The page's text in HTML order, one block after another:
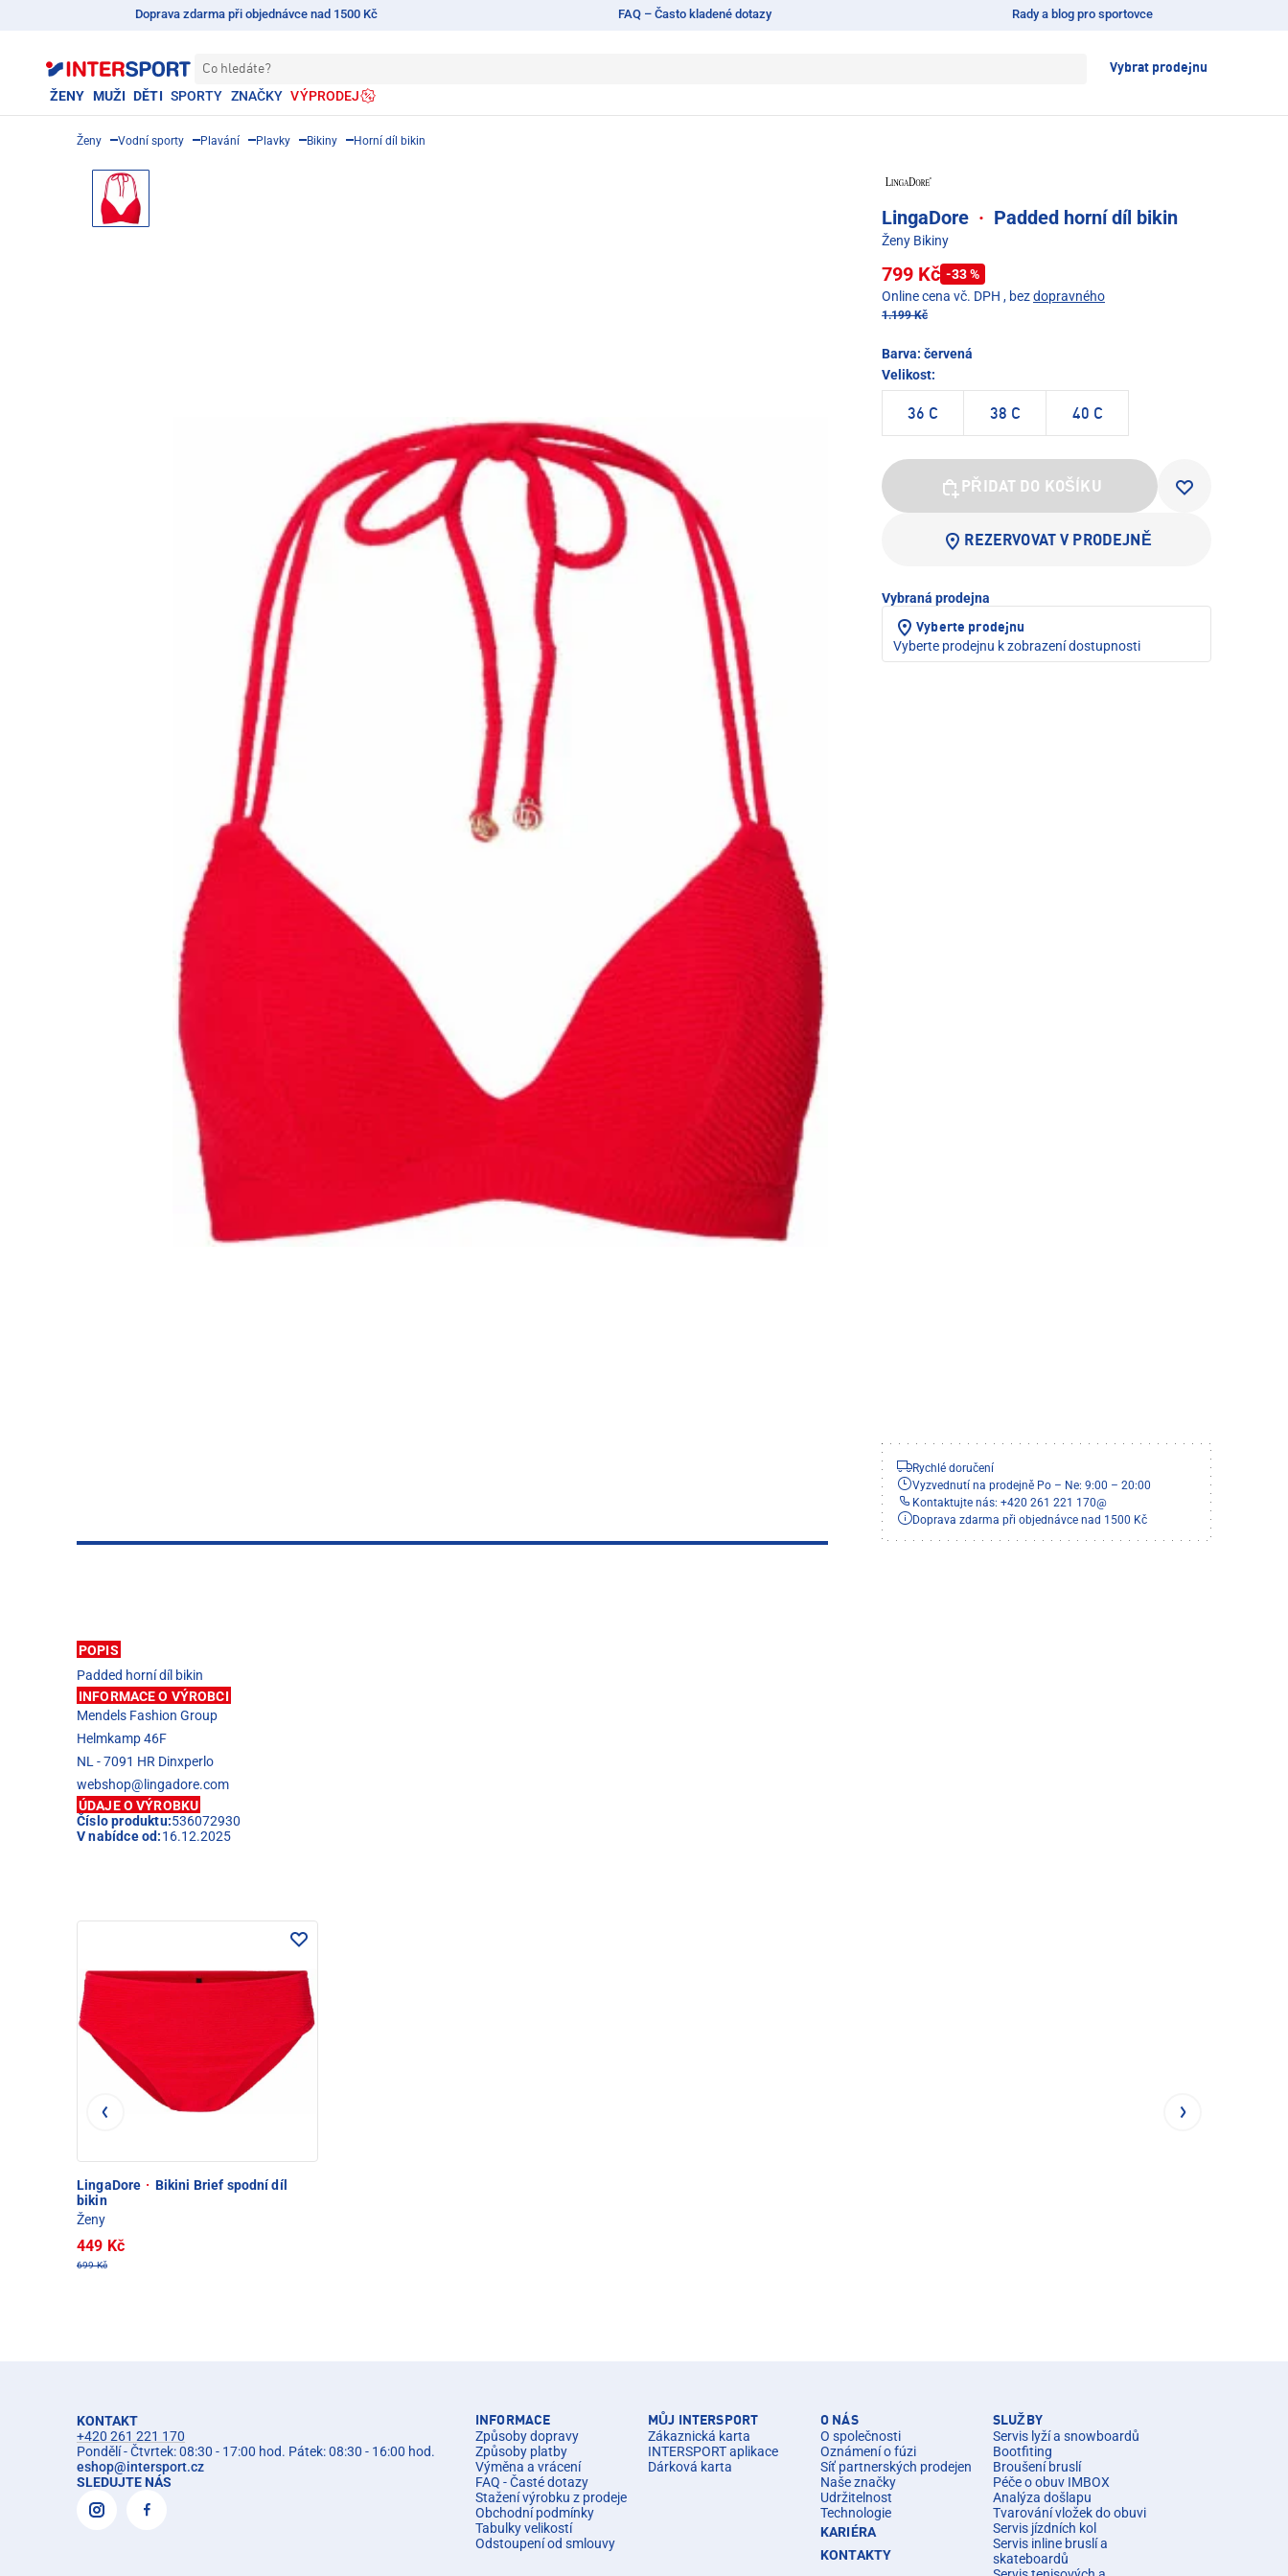
Doprava zdarma při objednávce nad 1500 Kč FAQ – Často kladené dotazy Rady a blog pro sportovce
Co hledáte? Vybrat prodejnu
ŽENY MUŽI DĚTI SPORTY ZNAČKY VÝPRODEJ
Ženy Vodní sporty Plavání Plavky Bikiny Horní díl bikin
LingaDore · Padded horní díl bikin
Ženy Bikiny
799 Kč -33 %
Online cena vč. DPH , bezdopravného
1.199 Kč
Barva: červená
Velikost:
36 C 38 C 40 C
PŘIDAT DO KOŠÍKU
REZERVOVAT V PRODEJNĚ
Vybraná prodejna
Vyberte prodejnu
Vyberte prodejnu k zobrazení dostupnosti
Rychlé doručení
Vyzvednutí na prodejně Po – Ne: 9:00 – 20:00
Kontaktujte nás: +420 261 221 170@
Doprava zdarma při objednávce nad 1500 Kč
POPIS
Padded horní díl bikin
INFORMACE O VÝROBCI
Mendels Fashion Group
Helmkamp 46F
NL - 7091 HR Dinxperlo
webshop@lingadore.com
ÚDAJE O VÝROBKU
Číslo produktu:536072930
V nabídce od:16.12.2025
LingaDore · Bikini Brief spodní díl
bikin
Ženy
449 Kč
699 Kč
KONTAKT
+420 261 221 170
Pondělí - Čtvrtek: 08:30 - 17:00 hod. Pátek: 08:30 - 16:00 hod.
eshop@intersport.cz
SLEDUJTE NÁS
INFORMACE
Způsoby dopravy
Způsoby platby
Výměna a vrácení
FAQ - Časté dotazy
Stažení výrobku z prodeje
Obchodní podmínky
Tabulky velikostí
Odstoupení od smlouvy
MŮJ INTERSPORT
Zákaznická karta
INTERSPORT aplikace
Dárková karta
O NÁS
O společnosti
Oznámení o fúzi
Síť partnerských prodejen
Naše značky
Udržitelnost
Technologie
KARIÉRA
KONTAKTY
SLUŽBY
Servis lyží a snowboardů
Bootfiting
Broušení bruslí
Péče o obuv IMBOX
Analýza došlapu
Tvarování vložek do obuvi
Servis jízdních kol
Servis inline bruslí a
skateboardů